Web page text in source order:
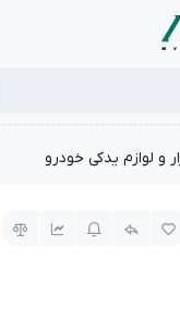
و لوازم یدکی خودرو